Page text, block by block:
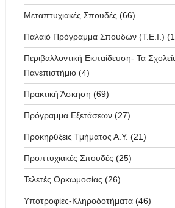
Μεταπτυχιακές Σπουδές (66)
Παλαιό Πρόγραμμα Σπουδών (T.E.I.)
Περιβαλλοντική Εκπαίδευση- Τα
Πανεπιστήμιο(4)
Πρακτική Άσκηση (69)
Πρόγραμμα Εξετάσεων(27)
Προκηρύξεις Τμήματος Α.Υ. (21)
Προπτυχιακές Σπουδές (25)
Τελετές Ορκωμοσίας (26)
Υποτροφίες-Κληροδοτήματα(46)